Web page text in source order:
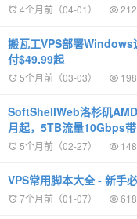
4个月前（04-01）
搬瓦工VPS部署Windows
付$49.99起
5个月前（03-03）
SoftShellWeb洛杉矶
月起，5TB流量10Gbps
5个月前（02-27）
VPS常用脚本大全 - 新手
7个月前（01-07）